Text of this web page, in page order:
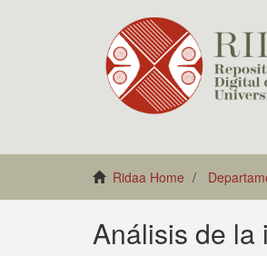
Ridaa Home
Análisis de la